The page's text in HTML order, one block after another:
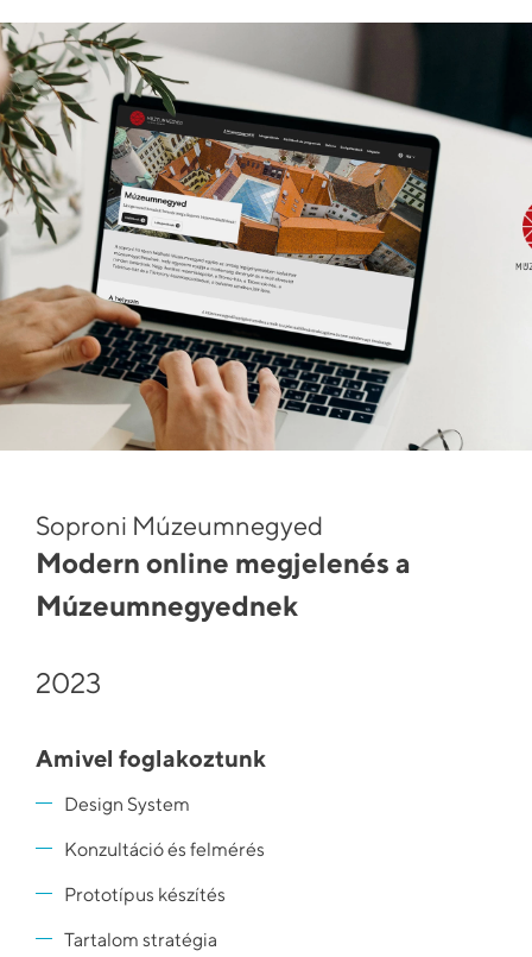
Soproni Múzeumnegyed
Modern online megjelenés a
Múzeumnegyednek
2023
Amivel foglakoztunk
Design System
Konzultáció és felmérés
Prototípus készítés
Tartalom stratégia